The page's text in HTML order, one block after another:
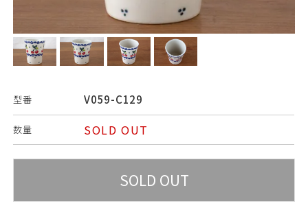
型番 V059-C129
数量 SOLD OUT